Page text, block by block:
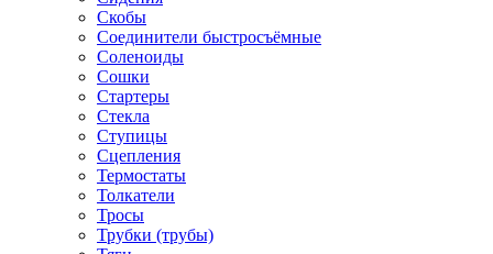
Скобы
Соединители быстросъёмные
Соленоиды
Сошки
Стартеры
Стекла
Ступицы
Сцепления
Термостаты
Толкатели
Тросы
Трубки (трубы)